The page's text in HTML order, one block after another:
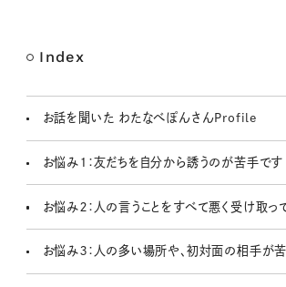
Index
お話を聞いた わたなべぽんさんProfile
お悩み１：友だちを自分から誘うのが苦手です
お悩み２：人の言うことをすべて悪く受け取っ
お悩み３：人の多い場所や、初対面の相手が